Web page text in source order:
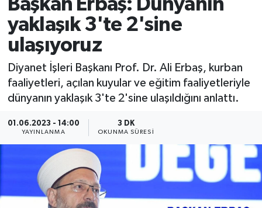
Başkan Erbaş: Dünyanın
yaklaşık 3'te 2'sine
ulaşıyoruz
Diyanet İşleri Başkanı Prof. Dr. Ali Erbaş, kurban
faaliyetleri, açılan kuyular ve eğitim faaliyetleriyle
dünyanın yaklaşık 3'te 2'sine ulaşıldığını anlattı.
01.06.2023 - 14:00
YAYINLANMA
3 DK
OKUNMA SÜRESI
Afyonkarahisar Müftülüğü
Ağrı Müftülüğü
Aksaray Müftülüğü
Amasya Müftülüğü
Ankara Müftülüğü
Antalya Müftülüğü
Ardahan Müftülüğü
Gündem
#Keşfet
Biyografiler
Dini kavramlar
Diyanet Bilgi
Diyanet Takvimi
Dualar
Hadislerle İslam
Kudüs
Basında Bugün
DİYANET eKİTAP
Diyanet Dergi
TDV
Hutbeler
Ankara Namaz Vakitleri
Trafik Durumu
Süper Lig Puan Durumu ve Fikstür
Tüm Manşetler
Son Dakika Haberleri
Haber Arşivi